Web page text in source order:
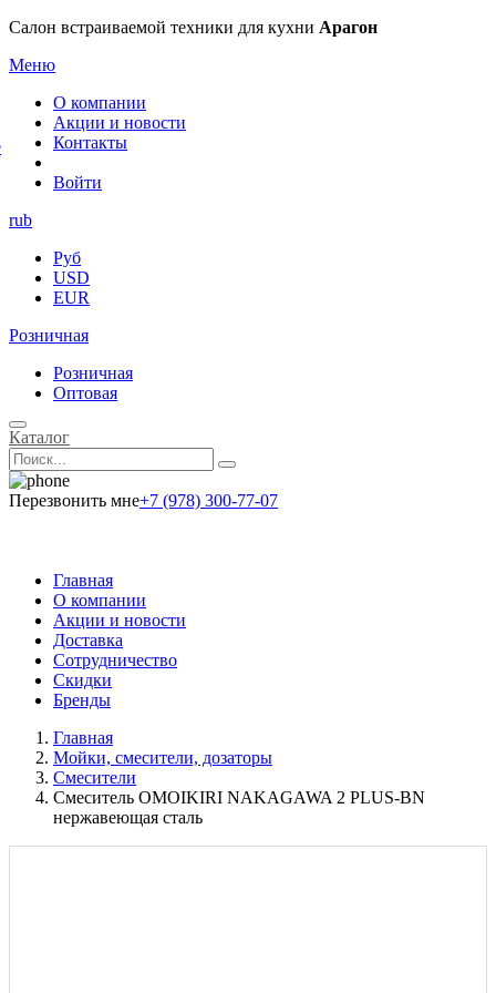
Салон встраиваемой техники для кухни Арагон
Меню
О компании
Акции и новости
Контакты
Войти
rub
Руб
USD
EUR
Розничная
Розничная
Оптовая
Каталог
Перезвонить мне+7 (978) 300-77-07
Главная
О компании
Акции и новости
Доставка
Сотрудничество
Скидки
Бренды
Главная
Мойки, смесители, дозаторы
Смесители
Смеситель OMOIKIRI NAKAGAWA 2 PLUS-BN
нержавеющая сталь